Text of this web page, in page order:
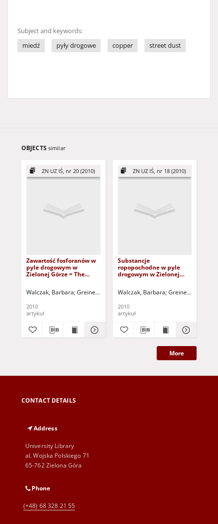
Subject and keywords:
miedź
pyły drogowe copper street dust
OBJECTS similar
ZN UZ IŚ, nr 20 (2010)
Zawartość fosforanów w
pyle drogowym w
Zielonej Górze = The
Gora
Walczak, Barbara Greinert, Andrzej - red. Kołodziejczyk, Urszula - red.
2010
artykuł
ZN UZ IŚ, nr 18 (2010)
Substancje
ropopochodne w pyle
drogowym w Zielonej
deposits in Zielona Góra
Walczak, Barbara Greinert, Andrzej
2010
artykuł
More
CONTACT DETAILS
Address
University Library
al. Wojska Polskiego 71
65-762 Zielona Góra
Phone
(+48) 68 328 21 55